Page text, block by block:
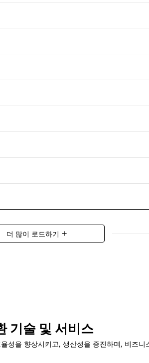
더 많이 로드하기 add
기술 및 서비스
성을 향상시키고, 생산성을 증진하며, 비즈니